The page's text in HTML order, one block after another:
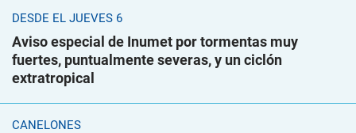
DESDE EL JUEVES 6
Aviso especial de Inumet por tormentas muy
fuertes, puntualmente severas, y un ciclón
extratropical
CANELONES